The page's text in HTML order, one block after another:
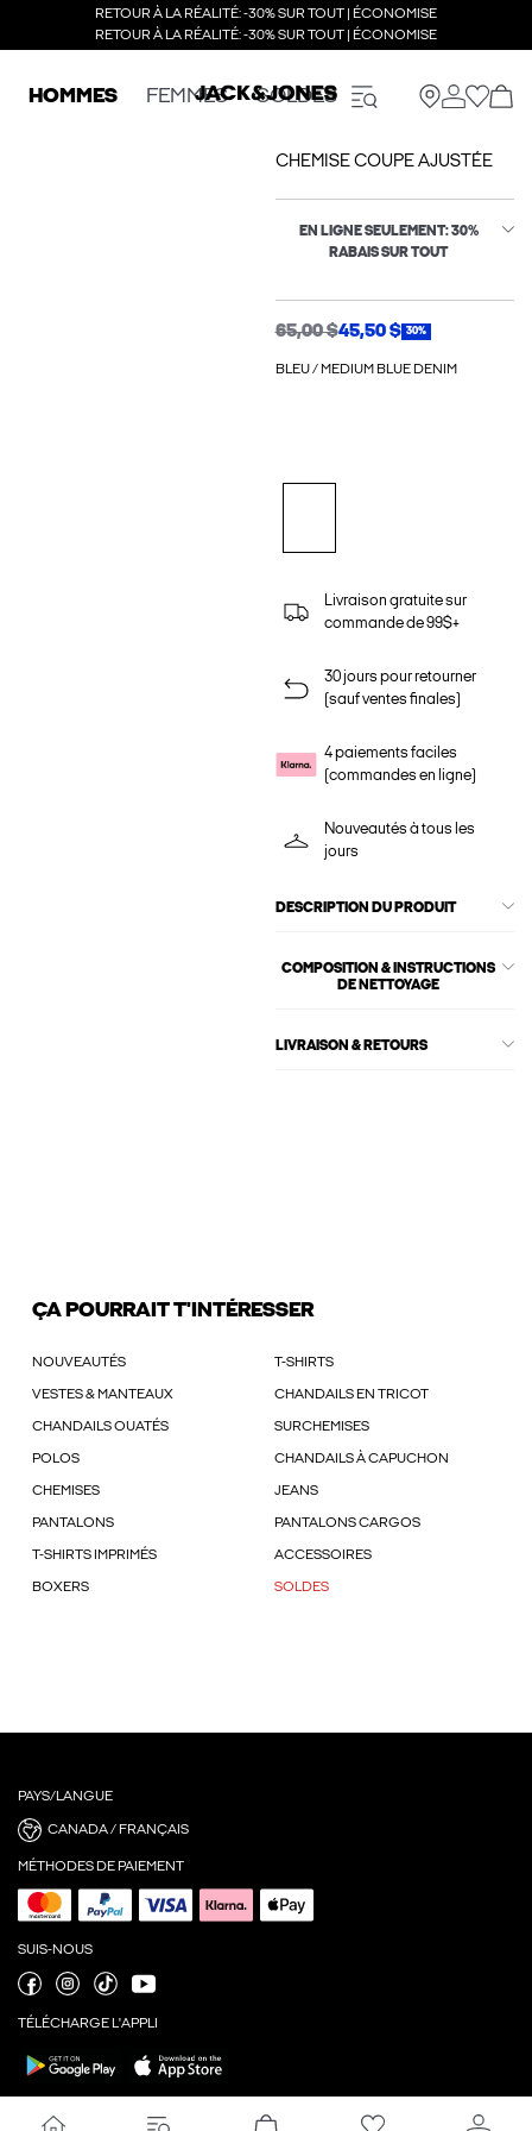
RETOUR À LA RÉALITÉ: -30% SUR TOUT | ÉCONOMISE
RETOUR À LA RÉALITÉ: -30% SUR TOUT | ÉCONOMISE
HOMMES FEMMES SOLDES
CHEMISE COUPE AJUSTÉE
EN LIGNE SEULEMENT: 30%
RABAIS SUR TOUT
65,00 $45,50 $ 30%
BLEU / MEDIUM BLUE DENIM
Livraison gratuite sur
commande de 99$+
30 jours pour retourner
(sauf ventes finales)
4 paiements faciles
(commandes en ligne)
Nouveautés à tous les
jours
DESCRIPTION DU PRODUIT
COMPOSITION & INSTRUCTIONS
DE NETTOYAGE
LIVRAISON & RETOURS
ÇA POURRAIT T'INTÉRESSER
NOUVEAUTÉS T-SHIRTS
VESTES & MANTEAUX CHANDAILS EN TRICOT
CHANDAILS OUATÉS SURCHEMISES
POLOS CHANDAILS À CAPUCHON
CHEMISES JEANS
PANTALONS PANTALONS CARGOS
T-SHIRTS IMPRIMÉS ACCESSOIRES
BOXERS SOLDES
PAYS/LANGUE
CANADA / FRANÇAIS
MÉTHODES DE PAIEMENT
SUIS-NOUS
TÉLÉCHARGE L'APPLI